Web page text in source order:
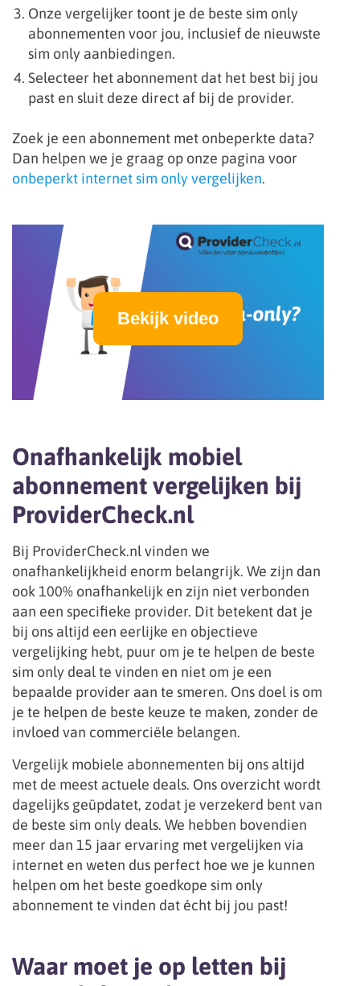
Onze vergelijker toont je de beste sim only
abonnementen voor jou, inclusief de nieuwste
sim only aanbiedingen.
Selecteer het abonnement dat het best bij jou
past en sluit deze direct af bij de provider.
Zoek je een abonnement met onbeperkte data?
Dan helpen we je graag op onze pagina voor
onbeperkt internet sim only vergelijken.
Bekijk video
Onafhankelijk mobiel
abonnement vergelijken bij
ProviderCheck.nl
Bij ProviderCheck.nl vinden we
onafhankelijkheid enorm belangrijk. We zijn dan
ook 100% onafhankelijk en zijn niet verbonden
aan een specifieke provider. Dit betekent dat je
bij ons altijd een eerlijke en objectieve
vergelijking hebt, puur om je te helpen de beste
sim only deal te vinden en niet om je een
bepaalde provider aan te smeren. Ons doel is om
je te helpen de beste keuze te maken, zonder de
invloed van commerciële belangen.
Vergelijk mobiele abonnementen bij ons altijd
met de meest actuele deals. Ons overzicht wordt
dagelijks geüpdatet, zodat je verzekerd bent van
de beste sim only deals. We hebben bovendien
meer dan 15 jaar ervaring met vergelijken via
internet en weten dus perfect hoe we je kunnen
helpen om het beste goedkope sim only
abonnement te vinden dat écht bij jou past!
Waar moet je op letten bij